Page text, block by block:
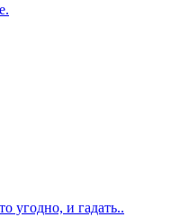
угодно, и гадать..